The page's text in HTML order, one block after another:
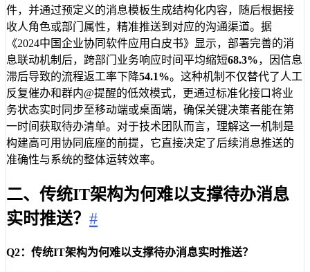
件，并通过预定义的消息模板生成结构化内容，随后根据接
收人角色或部门属性，精准推送到对应的沟通渠道。据
《2024中国企业协同软件应用白皮书》显示，部署完善的消
息联动机制后，跨部门业务响应时间平均缩短68.3%，因信息
滞后导致的流程返工率下降54.1%。这种机制不仅替代了人工
反复催办和群内@提醒的低效模式，更通过标准化接口将业
务状态实时同步至移动端或桌面端，确保关键决策者能在第
一时间获取待办清单。对于技术团队而言，理解这一机制是
构建高可用协同底座的前提，它直接决定了后续消息推送的
准确性与系统的整体运转效率。
二、传统IT架构为何难以支撑待办消息
实时推送？ #
Q2：传统IT架构为何难以支撑待办消息实时推送？